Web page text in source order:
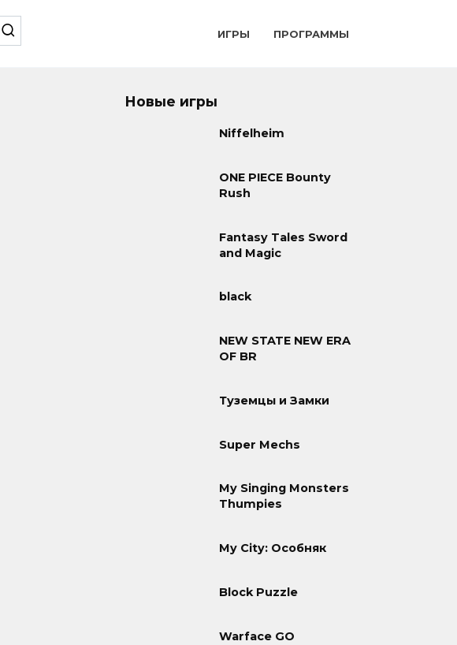
ИГРЫ ПРОГРАММЫ
Новые игры
Niffelheim
ONE PIECE Bounty
Rush
Fantasy Tales Sword
and Magic
black
NEW STATE NEW ERA
OF BR
Туземцы и Замки
Super Mechs
My Singing Monsters
Thumpies
My City: Особняк
Block Puzzle
Warface GO